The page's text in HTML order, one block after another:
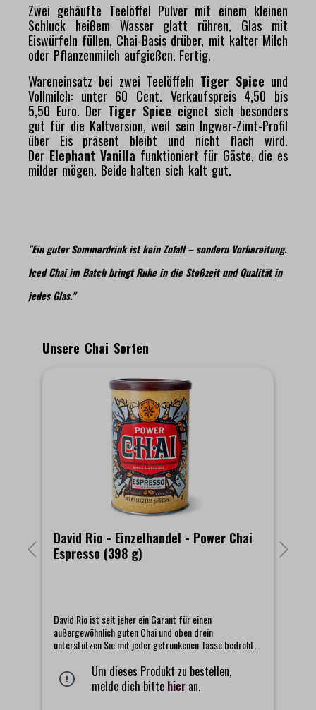
Zwei gehäufte Teelöffel Pulver mit einem kleinen
Schluck heißem Wasser glatt rühren, Glas mit
Eiswürfeln füllen, Chai-Basis drüber, mit kalter Milch
oder Pflanzenmilch aufgießen. Fertig.
Wareneinsatz bei zwei Teelöffeln Tiger Spice und
Vollmilch: unter 60 Cent. Verkaufspreis 4,50 bis
5,50 Euro. Der Tiger Spice eignet sich besonders
gut für die Kaltversion, weil sein Ingwer-Zimt-Profil
über Eis präsent bleibt und nicht flach wird.
Der Elephant Vanilla funktioniert für Gäste, die es
milder mögen. Beide halten sich kalt gut.
"Ein guter Sommerdrink ist kein Zufall – sondern Vorbereitung.
Iced Chai im Batch bringt Ruhe in die Stoßzeit und Qualität in
jedes Glas."
Produktgalerie überspringen
Unsere Chai Sorten
David Rio - Einzelhandel - Power Chai
Espresso (398 g)
David Rio ist seit jeher ein Garant für einen
außergewöhnlich guten Chai und oben drein
unterstützen Sie mit jeder getrunkenen Tasse bedrohte
Chai ein doppelt gutes Gefühl haben.Mit Espresso,
schwarzem Tee, Vanille, Zimt und Kardamom. Gesüsst
mit Rohrzucker und abgeschmeckt mit Ingwer. Dieser
Um dieses Produkt zu bestellen,
melde dich bitte hier an.